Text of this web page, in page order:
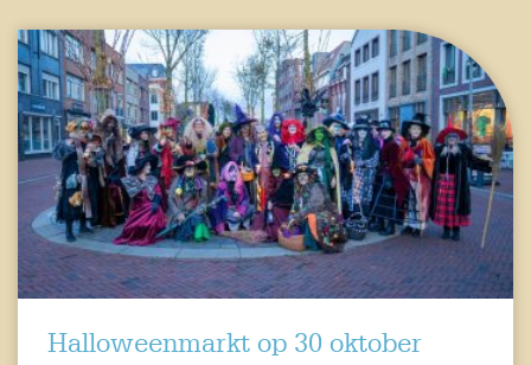
Halloweenmarkt op 30 oktober